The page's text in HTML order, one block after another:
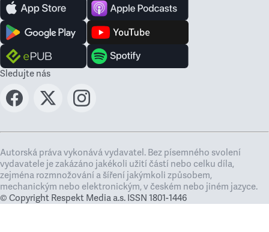
Sledujte nás
Autorská práva vykonává vydavatel. Bez písemného svolení
vydavatele je zakázáno jakékoli užití částí nebo celku díla,
zejména rozmnožování a šíření jakýmkoli způsobem,
mechanickým nebo elektronickým, v českém nebo jiném jazyce.
© Copyright Respekt Media a.s. ISSN 1801-1446